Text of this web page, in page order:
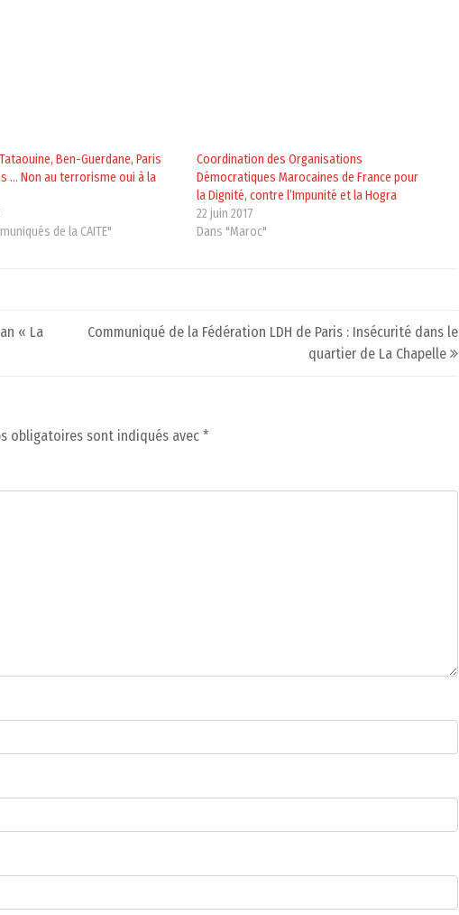
Tataouine, Ben-Guerdane, Paris
… Non au terrorisme oui à la
de la CAITE"
Coordination des Organisations
Démocratiques Marocaines de France pour
la Dignité, contre l’Impunité et la Hogra
22 juin 2017
Dans "Maroc"
« La
Communiqué de la Fédération LDH de Paris : Insécurité dans le
quartier de La Chapelle
obligatoires sont indiqués avec *